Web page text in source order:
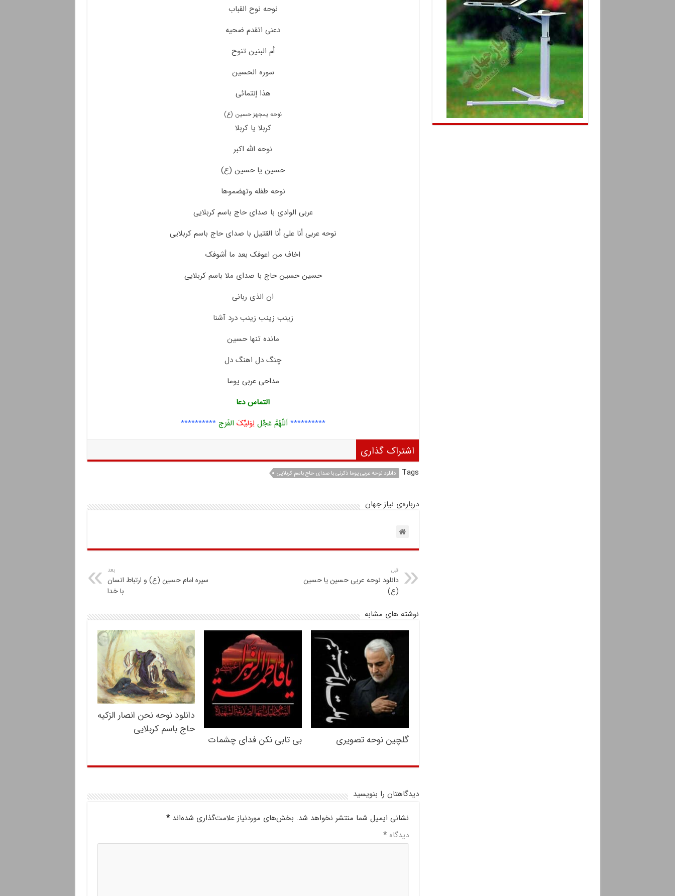
نوحه نوح القباب
دعنی اتقدم ضحیه
أم البنین تنوح
سوره الحسین
هذا إنتمائی
نوحه یمجهز حسین (ع)
کربلا یا کربلا
نوحه الله اکبر
حسین یا حسین (ع)
نوحه طفله وتهضموها
عربی الوادی با صدای حاج باسم کربلایی
نوحه عربی أنا علی أنا القتیل با صدای حاج باسم کربلایی
اخاف من اعوفک بعد ما أشوفک
حسین حسین حاج با صدای ملا باسم کربلایی
ان الذی ربانی
زینب زینب زینب درد آشنا
مانده تنها حسین
چنگ دل اهنگ دل
مداحی عربی یوما
التماس دعا
********** اَللّهُمَّ عَجِّللِوَلیِّکَ الفَرَج **********
اشتراک گذاری
Tags دانلود نوحه عربی یوما ذکرنی با صدای حاج باسم کربلایی
درباره‌ی نیاز جهان
قبل
دانلود نوحه عربی حسین یا حسین
(ع)
بعد
سیره امام حسین (ع) و ارتباط انسان
با خدا
نوشته های مشابه
گلچین نوحه تصویری بی‌ تابی نکن فدای چشمات
دانلود نوحه نحن انصار الزکیه
حاج باسم کربلایی
دیدگاهتان را بنویسید
نشانی ایمیل شما منتشر نخواهد شد. بخش‌های موردنیاز علامت‌گذاری شده‌اند*
دیدگاه*